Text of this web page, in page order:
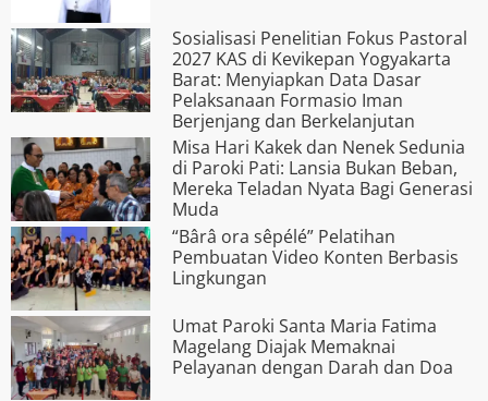
Sosialisasi Penelitian Fokus Pastoral
2027 KAS di Kevikepan Yogyakarta
Barat: Menyiapkan Data Dasar
Pelaksanaan Formasio Iman
Berjenjang dan Berkelanjutan
Misa Hari Kakek dan Nenek Sedunia
di Paroki Pati: Lansia Bukan Beban,
Mereka Teladan Nyata Bagi Generasi
Muda
“Bârâ ora s­êpélé” Pelatihan
Pembuatan Video Konten Berbasis
Lingkungan
Umat Paroki Santa Maria Fatima
Magelang Diajak Memaknai
Pelayanan dengan Darah dan Doa